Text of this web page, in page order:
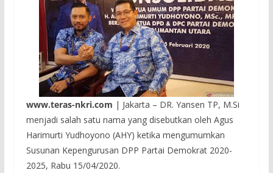
www.teras-nkri.com | Jakarta – DR. Yansen TP, M.Si
menjadi salah satu nama yang disebutkan oleh Agus
Harimurti Yudhoyono (AHY) ketika mengumumkan
Susunan Kepengurusan DPP Partai Demokrat 2020-
2025, Rabu 15/04/2020.